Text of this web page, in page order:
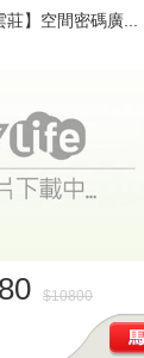
】空間密碼廣...
$10800